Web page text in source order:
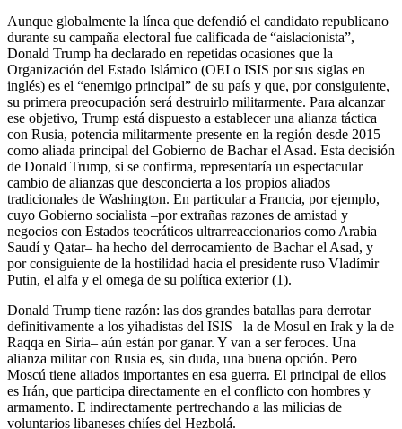
Aunque globalmente la línea que defendió el candidato republicano
durante su campaña electoral fue calificada de “aislacionista”,
Donald Trump ha declarado en repetidas ocasiones que la
Organización del Estado Islámico (OEI o ISIS por sus siglas en
inglés) es el “enemigo principal” de su país y que, por consiguiente,
su primera preocupación será destruirlo militarmente. Para alcanzar
ese objetivo, Trump está dispuesto a establecer una alianza táctica
con Rusia, potencia militarmente presente en la región desde 2015
como aliada principal del Gobierno de Bachar el Asad. Esta decisión
de Donald Trump, si se confirma, representaría un espectacular
cambio de alianzas que desconcierta a los propios aliados
tradicionales de Washington. En particular a Francia, por ejemplo,
cuyo Gobierno socialista –por extrañas razones de amistad y
negocios con Estados teocráticos ultrarreaccionarios como Arabia
Saudí y Qatar– ha hecho del derrocamiento de Bachar el Asad, y
por consiguiente de la hostilidad hacia el presidente ruso Vladímir
Putin, el alfa y el omega de su política exterior (1).
Donald Trump tiene razón: las dos grandes batallas para derrotar
definitivamente a los yihadistas del ISIS –la de Mosul en Irak y la de
Raqqa en Siria– aún están por ganar. Y van a ser feroces. Una
alianza militar con Rusia es, sin duda, una buena opción. Pero
Moscú tiene aliados importantes en esa guerra. El principal de ellos
es Irán, que participa directamente en el conflicto con hombres y
armamento. E indirectamente pertrechando a las milicias de
voluntarios libaneses chiíes del Hezbolá.